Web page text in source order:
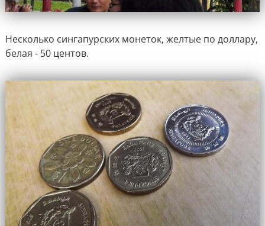
Несколько сингапурских монеток, желтые по доллару,
белая - 50 центов.